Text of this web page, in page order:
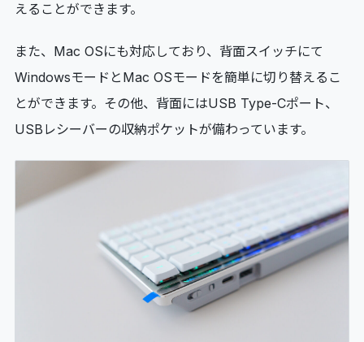
えることができます。
また、Mac OSにも対応しており、背面スイッチにて
WindowsモードとMac OSモードを簡単に切り替えるこ
とができます。その他、背面にはUSB Type-Cポート、
USBレシーバーの収納ポケットが備わっています。